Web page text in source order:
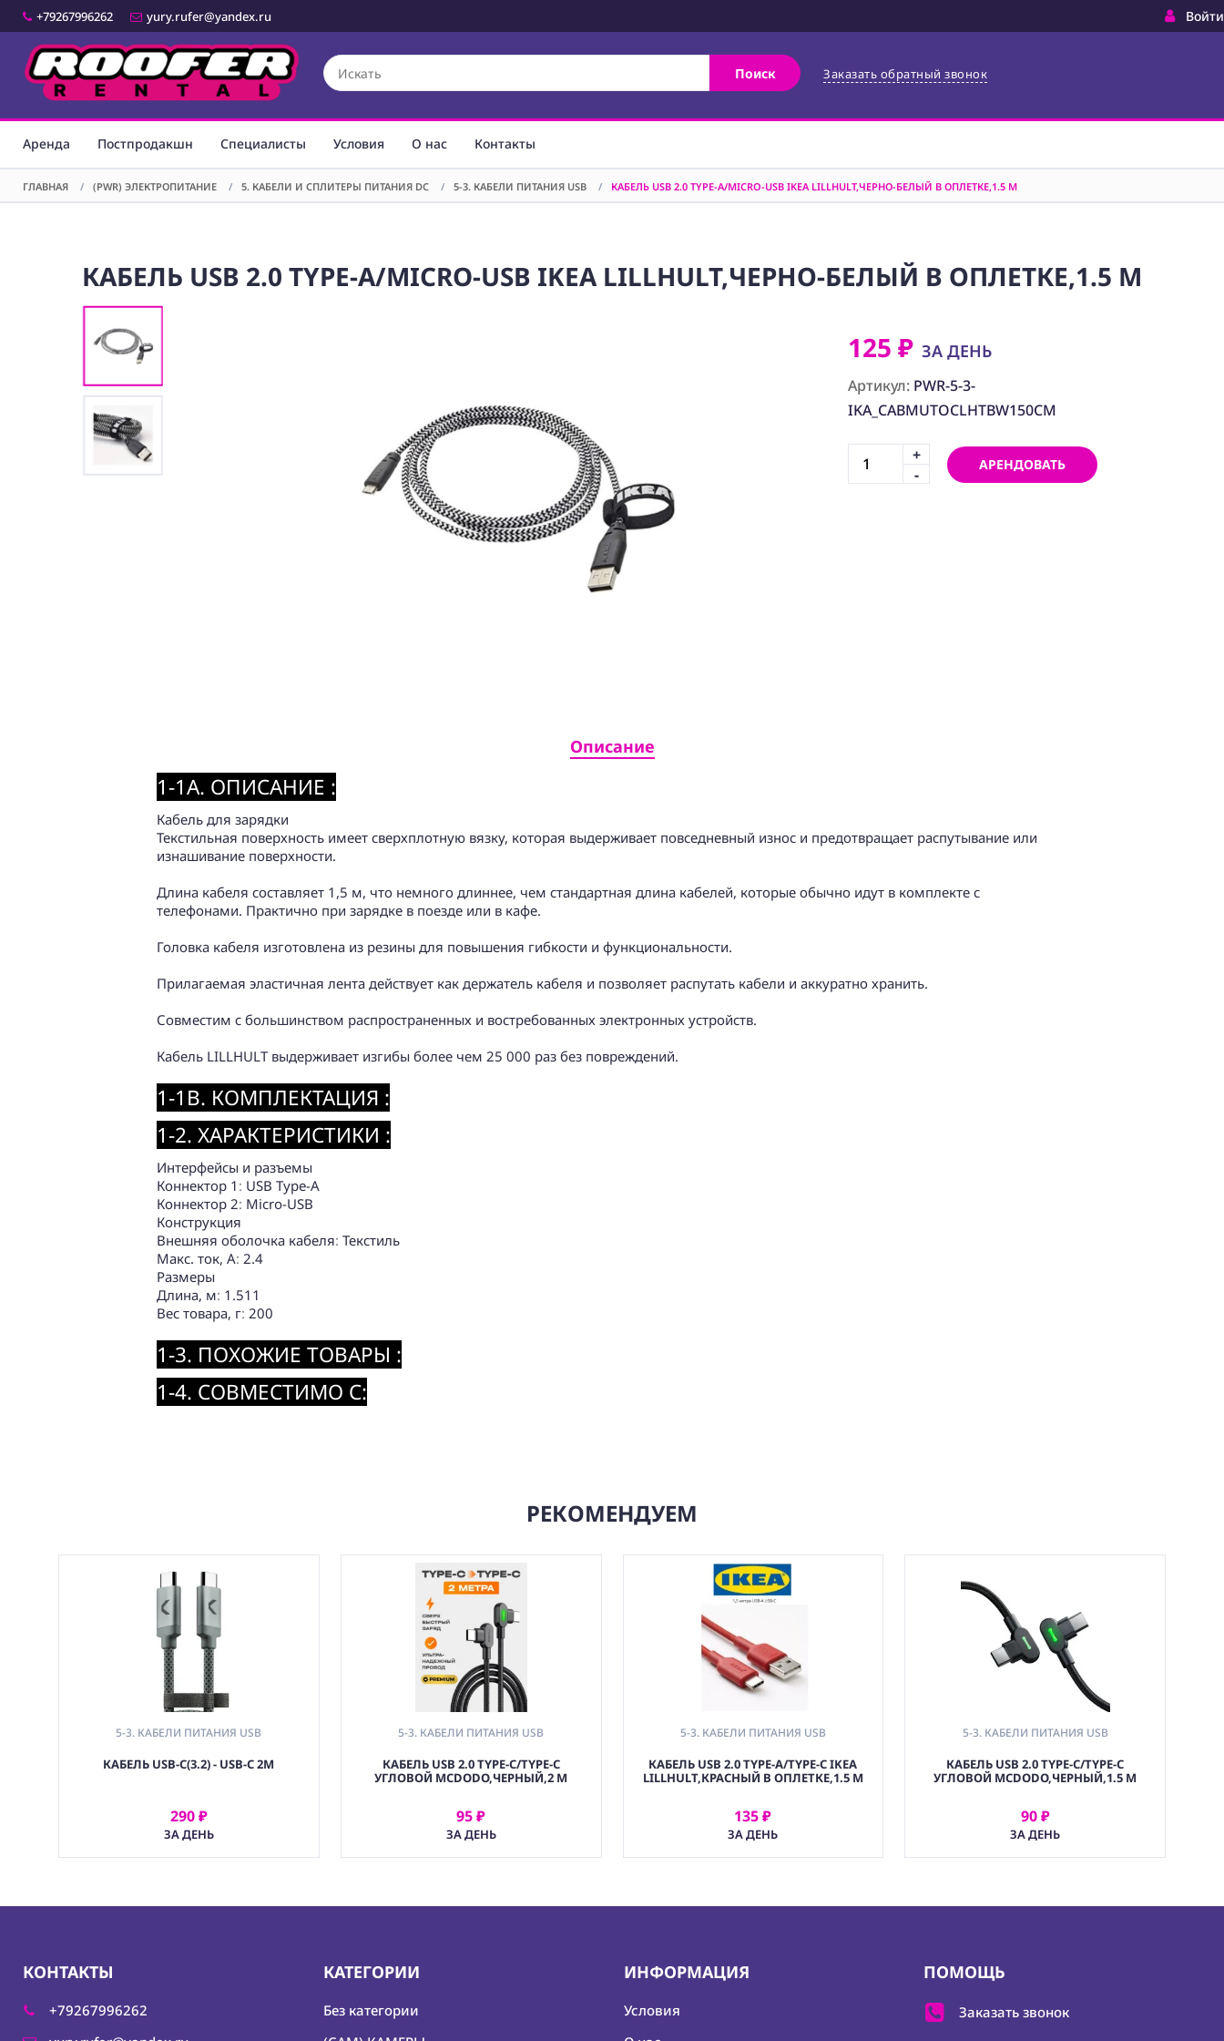
Войти
+79267996262 yury.rufer@yandex.ru
Поиск Заказать обратный звонок
Аренда Постпродакшн Специалисты Условия О нас Контакты
ГЛАВНАЯ / (PWR) ЭЛЕКТРОПИТАНИЕ / 5. КАБЕЛИ И СПЛИТЕРЫ ПИТАНИЯ DC / 5-3. КАБЕЛИ ПИТАНИЯ USB / КАБЕЛЬ USB 2.0 TYPE-A/MICRO-USB IKEA LILLHULT,ЧЕРНО-БЕЛЫЙ В ОПЛЕТКЕ,1.5 М
КАБЕЛЬ USB 2.0 TYPE-A/MICRO-USB IKEA LILLHULT,ЧЕРНО-БЕЛЫЙ В ОПЛЕТКЕ,1.5 М
125 ₽ ЗА ДЕНЬ
Артикул: PWR-5-3-
IKA_CABMUTOCLHTBW150CM
+
-
АРЕНДОВАТЬ
Описание
1-1A. ОПИСАНИЕ :
Кабель для зарядки
Текстильная поверхность имеет сверхплотную вязку, которая выдерживает повседневный износ и предотвращает распутывание или
изнашивание поверхности.
Длина кабеля составляет 1,5 м, что немного длиннее, чем стандартная длина кабелей, которые обычно идут в комплекте с
телефонами. Практично при зарядке в поезде или в кафе.
Головка кабеля изготовлена из резины для повышения гибкости и функциональности.
Прилагаемая эластичная лента действует как держатель кабеля и позволяет распутать кабели и аккуратно хранить.
Совместим с большинством распространенных и востребованных электронных устройств.
Кабель LILLHULT выдерживает изгибы более чем 25 000 раз без повреждений.
1-1B. КОМПЛЕКТАЦИЯ :
1-2. ХАРАКТЕРИСТИКИ :
Интерфейсы и разъемы
Коннектор 1 : USB Type-A
Коннектор 2: Micro-USB
Конструкция
Внешняя оболочка кабеля: Текстиль
Макс. ток, А: 2.4
Размеры
Длина, м: 1.511
Вес товара, г: 200
1-3. ПОХОЖИЕ ТОВАРЫ :
1-4. СОВМЕСТИМО С:
РЕКОМЕНДУЕМ
5-3. КАБЕЛИ ПИТАНИЯ USB
5. КАБЕЛИ И СПЛИТЕРЫ ПИТАНИЯ DC
КАБЕЛЬ USB-C(3.2) - USB-C 2M
290 ₽
ЗА ДЕНЬ
АРЕНДОВАТЬ
5-3. КАБЕЛИ ПИТАНИЯ USB
КАБЕЛЬ USB 2.0 TYPE-C/TYPE-C
УГЛОВОЙ MCDODO,ЧЕРНЫЙ,2 М
95 ₽
ЗА ДЕНЬ
АРЕНДОВАТЬ
5-3. КАБЕЛИ ПИТАНИЯ USB
КАБЕЛЬ USB 2.0 TYPE-A/TYPE-C IKEA
LILLHULT,КРАСНЫЙ В ОПЛЕТКЕ,1.5 М
135 ₽
ЗА ДЕНЬ
АРЕНДОВАТЬ
5-3. КАБЕЛИ ПИТАНИЯ USB
КАБЕЛЬ USB 2.0 TYPE-C/TYPE-C
УГЛОВОЙ MCDODO,ЧЕРНЫЙ,1.5 М
90 ₽
ЗА ДЕНЬ
АРЕНДОВАТЬ
КОНТАКТЫ
+79267996262
КАТЕГОРИИ
Без категории
ИНФОРМАЦИЯ
Условия
ПОМОЩЬ
Заказать звонок